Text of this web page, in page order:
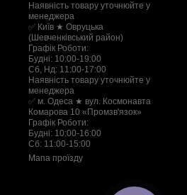
Наявність товару уточнюйте у
менеджера
✅ Київ ★ Овруцька
(Шевченківський район)
Графік Роботи:
Будні: 10:00-19:00
Сб, Нд: 11:00-17:00
Наявність товару уточнюйте у
менеджера
✅ м. Одеса ★ вул. Космонавта
Комарова 10 «Промзв'язок»
Графік Роботи:
Будні: 10:00-16:00
Сб: 11:00-15:00
Мапа проїзду